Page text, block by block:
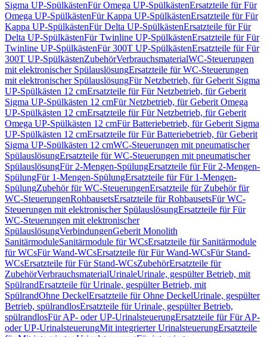
Sigma UP-SpülkästenFür Omega UP-SpülkästenErsatzteile für Für
Omega UP-SpülkästenFür Kappa UP-SpülkästenErsatzteile für Für
Kappa UP-SpülkästenFür Delta UP-SpülkästenErsatzteile für Für
Delta UP-SpülkästenFür Twinline UP-SpülkästenErsatzteile für Für
Twinline UP-SpülkästenFür 300T UP-SpülkästenErsatzteile für Für
300T UP-SpülkästenZubehörVerbrauchsmaterialWC-Steuerungen
mit elektronischer SpülauslösungErsatzteile für WC-Steuerungen
mit elektronischer SpülauslösungFür Netzbetrieb, für Geberit Sigma
UP-Spülkästen 12 cmErsatzteile für Für Netzbetrieb, für Geberit
Sigma UP-Spülkästen 12 cmFür Netzbetrieb, für Geberit Omega
UP-Spülkästen 12 cmErsatzteile für Für Netzbetrieb, für Geberit
Omega UP-Spülkästen 12 cmFür Batteriebetrieb, für Geberit Sigma
UP-Spülkästen 12 cmErsatzteile für Für Batteriebetrieb, für Geberit
Sigma UP-Spülkästen 12 cmWC-Steuerungen mit pneumatischer
SpülauslösungErsatzteile für WC-Steuerungen mit pneumatischer
SpülauslösungFür 2-Mengen-SpülungErsatzteile für Für 2-Mengen-
SpülungFür 1-Mengen-SpülungErsatzteile für Für 1-Mengen-
SpülungZubehör für WC-SteuerungenErsatzteile für Zubehör für
WC-SteuerungenRohbausetsErsatzteile für RohbausetsFür WC-
Steuerungen mit elektronischer SpülauslösungErsatzteile für Für
WC-Steuerungen mit elektronischer
SpülauslösungVerbindungenGeberit Monolith
SanitärmoduleSanitärmodule für WCsErsatzteile für Sanitärmodule
für WCsFür Wand-WCsErsatzteile für Für Wand-WCsFür Stand-
WCsErsatzteile für Für Stand-WCsZubehörErsatzteile für
ZubehörVerbrauchsmaterialUrinaleUrinale, gespülter Betrieb, mit
SpülrandErsatzteile für Urinale, gespülter Betrieb, mit
SpülrandOhne DeckelErsatzteile für Ohne DeckelUrinale, gespülter
Betrieb, spülrandlosErsatzteile für Urinale, gespülter Betrieb,
spülrandlosFür AP- oder UP-UrinalsteuerungErsatzteile für Für AP-
oder UP-UrinalsteuerungMit integrierter UrinalsteuerungErsatzteile